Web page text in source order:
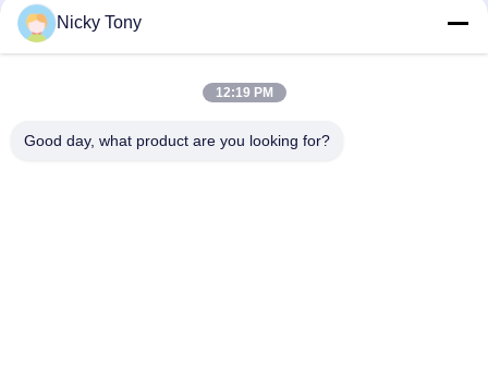
Maglia del cavo
metallico
Rete metallica
Nicky Tony
12:19 PM
Good day, what product are you looking for?